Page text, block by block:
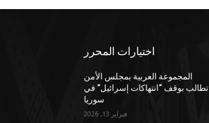
اختيارات المحرر
المجموعة العربية بمجلس الأمن
تطالب بوقف “انتهاكات إسرائيل” في
سوريا
فبراير 13, 2026